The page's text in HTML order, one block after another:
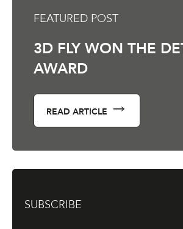
FEATURED POST
3D FLY WON THE
AWARD
READ ARTICLE
SUBSCRIBE